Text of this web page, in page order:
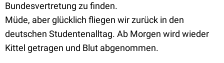
Bundesvertretung zu finden.
Müde, aber glücklich fliegen wir zurück in den
deutschen Studentenalltag. Ab Morgen wird wieder
Kittel getragen und Blut abgenommen.